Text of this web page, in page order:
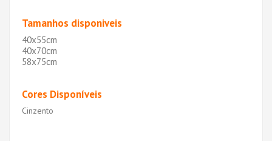
Tamanhos disponiveis
40x55cm
40x70cm
58x75cm
Cores Disponíveis
Cinzento